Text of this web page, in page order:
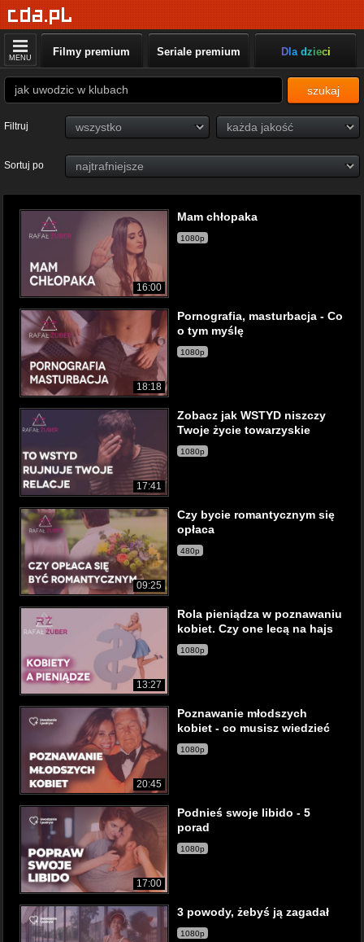
MENU Filmy premium Seriale premium Dla dzieci
szukaj
Filtruj
Sortuj po
16:00
Mam chłopaka
1080p
18:18
Pornografia, masturbacja - Co
o tym myślę
1080p
17:41
Zobacz jak WSTYD niszczy
Twoje życie towarzyskie
1080p
09:25
Czy bycie romantycznym się
opłaca
480p
13:27
Rola pieniądza w poznawaniu
kobiet. Czy one lecą na hajs
1080p
20:45
Poznawanie młodszych
kobiet - co musisz wiedzieć
1080p
17:00
Podnieś swoje libido - 5
porad
1080p
3 powody, żebyś ją zagadał
1080p